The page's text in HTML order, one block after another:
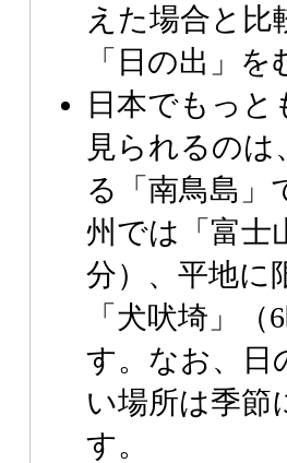
えた場合と比
「日の出」を
日本でもっ
見られるの
る「南鳥島」
州では「富士
分）、平地に
「犬吠埼」
す。なお、日
い場所は季節
す。